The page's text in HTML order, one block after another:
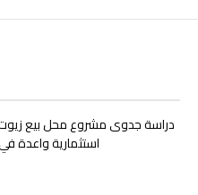
دراسة جدوى مشروع محل بيع زيوت
استثمارية واعدة